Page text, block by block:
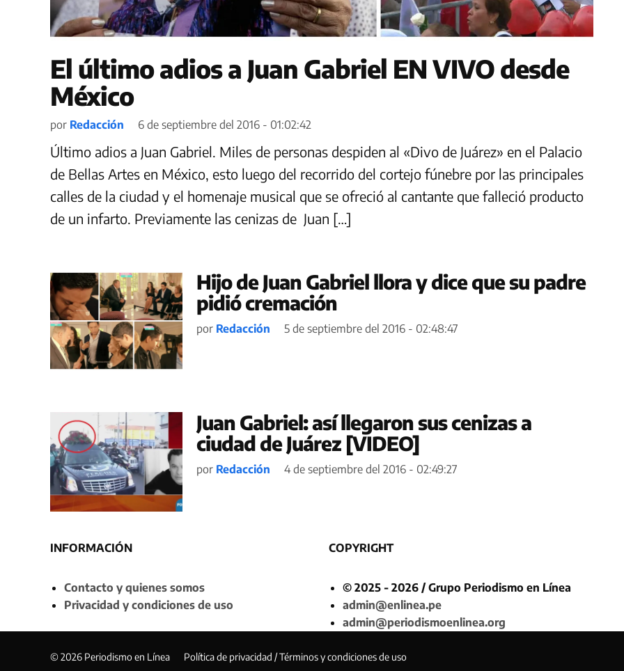
El último adios a Juan Gabriel EN VIVO desde
México
por Redacción 6 de septiembre del 2016 - 01:02:42
Último adios a Juan Gabriel. Miles de personas despiden al «Divo de Juárez» en el Palacio
de Bellas Artes en México, esto luego del recorrido del cortejo fúnebre por las principales
calles de la ciudad y el homenaje musical que se ofreció al cantante que falleció producto
de un infarto. Previamente las cenizas de Juan […]
Hijo de Juan Gabriel llora y dice que su padre
pidió cremación
por Redacción 5 de septiembre del 2016 - 02:48:47
Juan Gabriel: así llegaron sus cenizas a
ciudad de Juárez [VIDEO]
por Redacción 4 de septiembre del 2016 - 02:49:27
INFORMACIÓN
Contacto y quienes somos
Privacidad y condiciones de uso
COPYRIGHT
© 2025 - 2026 / Grupo Periodismo en Línea
admin@enlinea.pe
admin@periodismoenlinea.org
© 2026 Periodismo en Línea Política de privacidad / Términos y condiciones de uso